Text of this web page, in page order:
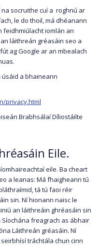
socruithe cuí a roghnú ar
le do thoil, má dhéanann
feidhmiúlacht iomlán an
láithreán gréasáin seo a
ag Google ar an mbealach
a bhaineann
privacy.html
Brabhsálaí Díliostáilte
Eile.
eile. Ba cheart
a leanas: Má fhaigheann tú
tá tú faoi réir
sin. Ní hionann naisc le
an láithreáin ghréasáin sin
freagrach as ábhair
Láithreán gréasáin. Ní
tráchtála chun cinn